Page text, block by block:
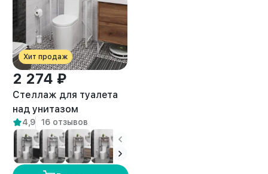
Хит продаж
2 274 ₽
Стеллаж для туалета
над унитазом
металлический лофт
Ильма белый/амаретто
4,9 16 отзывов